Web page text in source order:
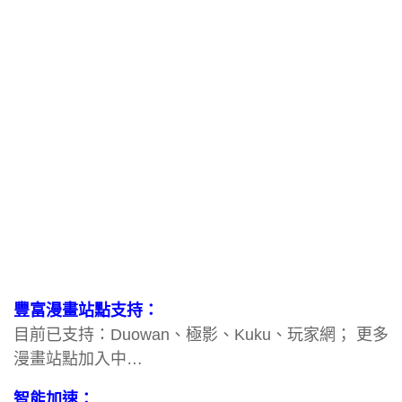
豐富漫畫站點支持：
目前已支持：Duowan、極影、Kuku、玩家網； 更多
漫畫站點加入中…